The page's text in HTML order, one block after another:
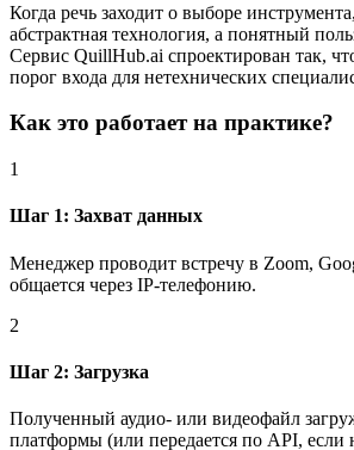
Когда речь заходит о выборе
абстрактная технология, а понятный
Сервис QuillHub.ai спроектирован так,
порог входа для нетехнических
Как это работает на практике?
1
Шаг 1: Захват данных
Менеджер проводит встречу в Zoom,
общается через IP-телефонию.
2
Шаг 2: Загрузка
Полученный аудио- или видеофайл
платформы (или передается по API, если